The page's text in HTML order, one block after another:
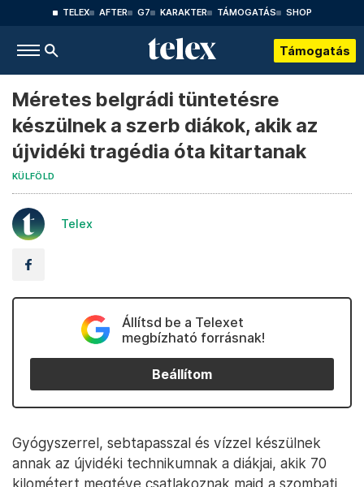
TELEX AFTER G7 KARAKTER TÁMOGATÁS SHOP
Támogatás
Méretes belgrádi tüntetésre
készülnek a szerb diákok, akik az
újvidéki tragédia óta kitartanak
KÜLFÖLD
Telex
Állítsd be a Telexet
megbízható forrásnak!
Beállítom
Gyógyszerrel, sebtapasszal és vízzel készülnek
annak az újvidéki technikumnak a diákjai, akik 70
kilométert megtéve csatlakoznak majd a szombati